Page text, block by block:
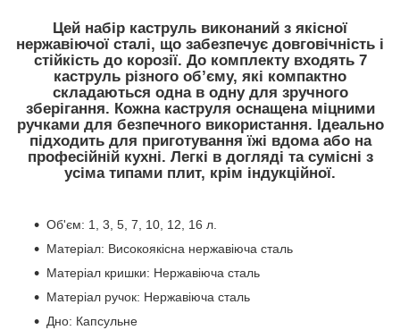
Цей набір каструль виконаний з якісної
нержавіючої сталі, що забезпечує довговічність і
стійкість до корозії. До комплекту входять 7
каструль різного об’єму, які компактно
складаються одна в одну для зручного
зберігання. Кожна каструля оснащена міцними
ручками для безпечного використання. Ідеально
підходить для приготування їжі вдома або на
професійній кухні. Легкі в догляді та сумісні з
усіма типами плит, крім індукційної.
Об'єм: 1, 3, 5, 7, 10, 12, 16 л.
Матеріал: Високоякісна нержавіюча сталь
Матеріал кришки: Нержавіюча сталь
Матеріал ручок: Нержавіюча сталь
Дно: Капсульне